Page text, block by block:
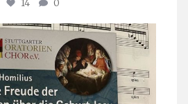
14 0
Nov. 29